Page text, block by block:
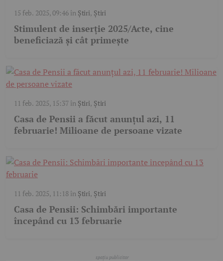
15 feb. 2025, 09:46în Știri, Știri
Stimulent de inserție 2025/Acte, cine
beneficiază și cât primește
11 feb. 2025, 15:37în Știri, Știri
Casa de Pensii a făcut anunțul azi, 11
februarie! Milioane de persoane vizate
11 feb. 2025, 11:18în Știri, Știri
Casa de Pensii: Schimbări importante
începând cu 13 februarie